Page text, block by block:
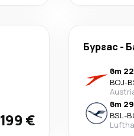
199 €
Бургас -
вт
BOJ-
вт
BSL-